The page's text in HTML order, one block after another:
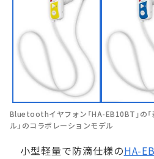
Bluetoothイヤフォン「HA-EB10BT」の「
ル」のコラボレーションモデル
小型軽量で防滴仕様のHA-